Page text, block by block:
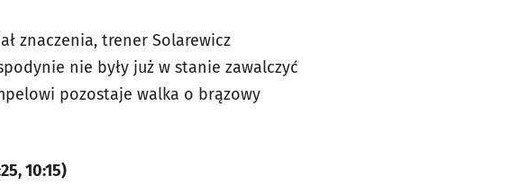
znaczenia, trener Solarewicz
nie były już w stanie zawalczyć
pozostaje walka o brązowy
10:15)